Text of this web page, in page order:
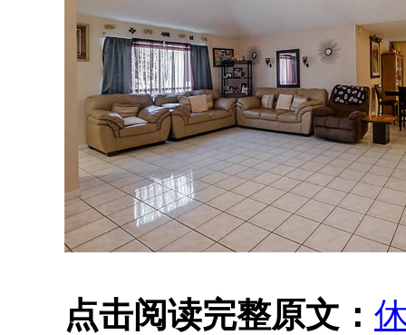
点击阅读完整原文：